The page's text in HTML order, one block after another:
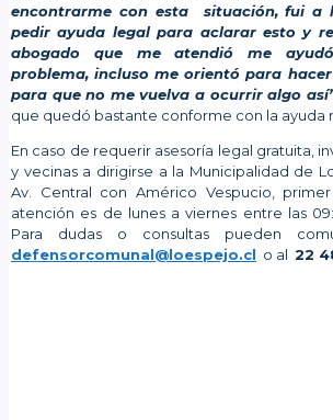
encontrarme con esta situación, fui a
pedir ayuda legal para aclarar esto y
abogado que me atendió me
problema, incluso me orientó para
para que no me vuelva a ocurrir algo
que quedó bastante conforme con la ayuda
En caso de requerir asesoría legal gratuita,
y vecinas a dirigirse a la Municipalidad de
Av. Central con Américo Vespucio,
atención es de lunes a viernes entre las
Para dudas o consultas pueden
defensorcomunal@loespejo.cl o al 22